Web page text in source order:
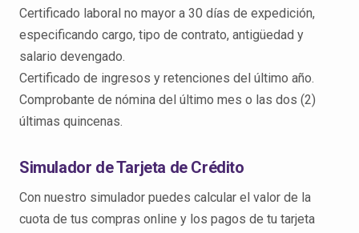
Certificado laboral no mayor a 30 días de expedición,
especificando cargo, tipo de contrato, antigüedad y
salario devengado.
Certificado de ingresos y retenciones del último año.
Comprobante de nómina del último mes o las dos (2)
últimas quincenas.
Simulador de Tarjeta de Crédito
Con nuestro simulador puedes calcular el valor de la
cuota de tus compras online y los pagos de tu tarjeta